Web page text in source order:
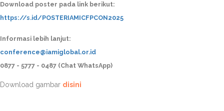
Download poster pada link berikut:
https://s.id/POSTERIAMICFPCON2025
Informasi lebih lanjut:
conference@iamiglobal.or.id
0877 - 5777 - 0487 (Chat WhatsApp)
Download gambar disini